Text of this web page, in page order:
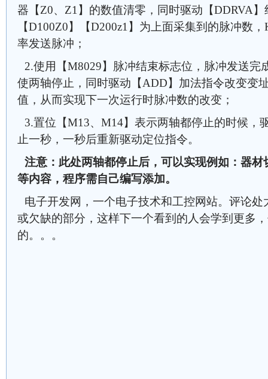
器【Z0、Z1】的数值清零，同时驱动【DDRVA
【D100Z0】【D200z1】为上面采集到的脉冲数
率发送脉冲；
2.使用【M8029】脉冲结束标志位，脉冲发送完
使两轴停止，同时驱动【ADD】加法指令改变变
值，从而实现下一次运行时脉冲数的改变；
3.置位【M13、M14】表示两轴都停止的时候，
止一秒，一秒后重新驱动定位指令。
注意：此处两轴都停止后，可以实现例如：器
等内容，程序需自己编写添加。
电子开发网，一个电子技术和工控网站。评论
或欠缺的部分，这样下一个看到的人会学到更多
的。。。